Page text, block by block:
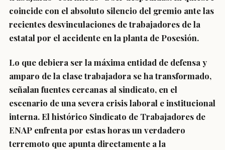
coincide con el absoluto silencio del gremio ante las
recientes desvinculaciones de trabajadores de la
estatal por el accidente en la planta de Posesión.
Lo que debiera ser la máxima entidad de defensa y
amparo de la clase trabajadora se ha transformado,
señalan fuentes cercanas al sindicato, en el
escenario de una severa crisis laboral e institucional
interna. El histórico Sindicato de Trabajadores de
ENAP enfrenta por estas horas un verdadero
terremoto que apunta directamente a la